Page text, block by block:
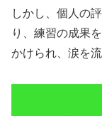
しかし、個人の
り、練習の成果
かけられ、涙を